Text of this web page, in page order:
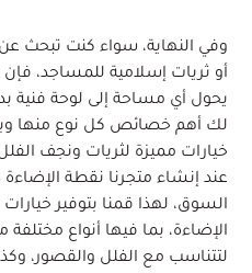
وفي النهاية، سواء كنت تبحث عن
أو ثريات إسلامية للمساجد، فإن
يحول أي مساحة إلى لوحة فنية
لك أهم خصائص كل نوع منها
خيارات مميزة لثريات ونجف
عند إنشاء متجرنا نقطة
السوق، لهذا قمنا بتوفير
الإضاءة، بما فيها أنواع
لتتناسب مع الفلل والقصور،